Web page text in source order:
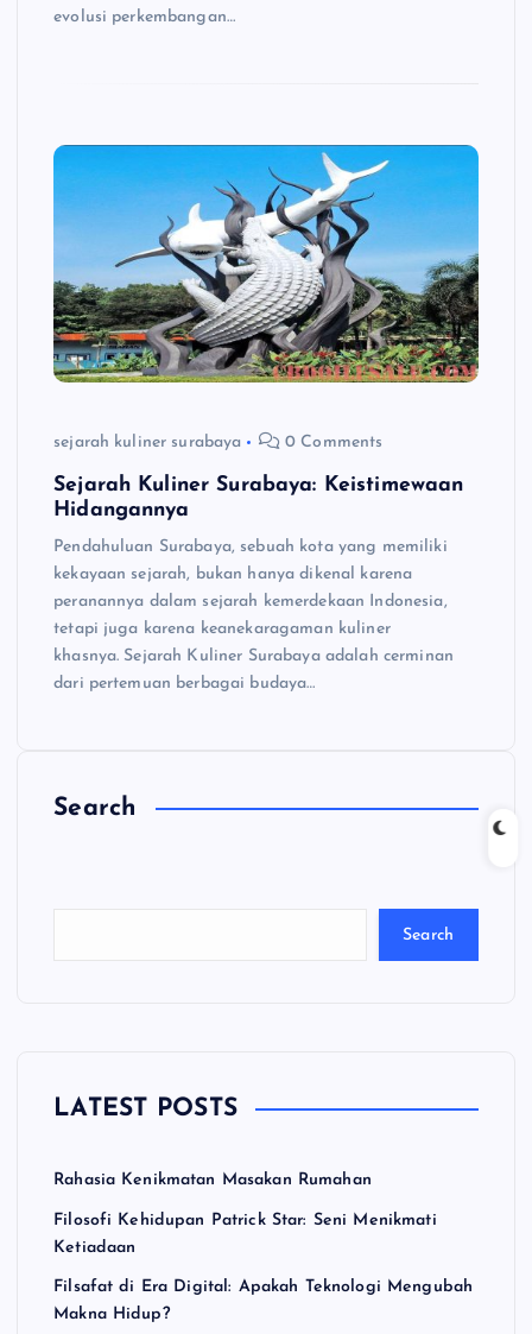
evolusi perkembangan…
sejarah kuliner surabaya 0 Comments
Sejarah Kuliner Surabaya: Keistimewaan
Hidangannya
Pendahuluan Surabaya, sebuah kota yang memiliki
kekayaan sejarah, bukan hanya dikenal karena
peranannya dalam sejarah kemerdekaan Indonesia,
tetapi juga karena keanekaragaman kuliner
khasnya. Sejarah Kuliner Surabaya adalah cerminan
dari pertemuan berbagai budaya…
Search
Search
LATEST POSTS
Rahasia Kenikmatan Masakan Rumahan
Filosofi Kehidupan Patrick Star: Seni Menikmati
Ketiadaan
Filsafat di Era Digital: Apakah Teknologi Mengubah
Makna Hidup?